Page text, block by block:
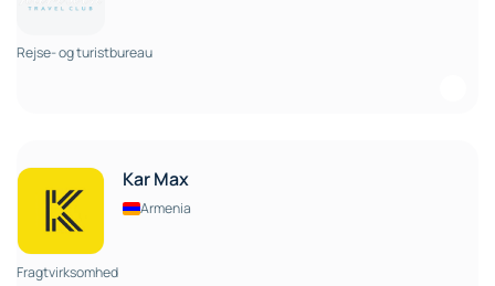
Rejse- og turistbureau
Kar Max
Armenia
Fragtvirksomhed